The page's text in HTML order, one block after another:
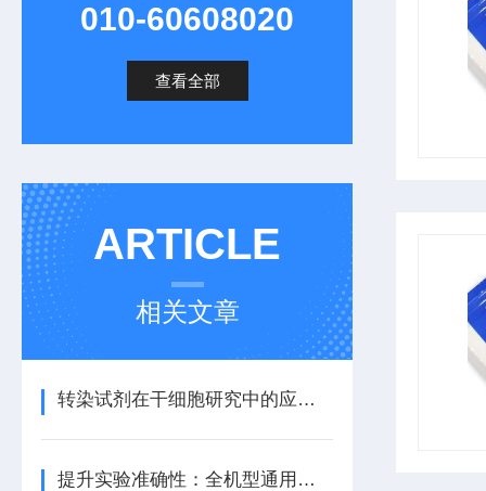
010-60608020
查看全部
ARTICLE
相关文章
转染试剂在干细胞研究中的应用技巧
提升实验准确性：全机型通用荧光定量试剂的选择技巧